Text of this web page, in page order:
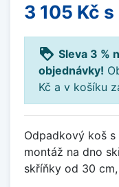
3 105 Kč s
loyalty Sleva 3 %
objednávky!
Kč a v košíku
Odpadkový koš
montáž na dno
skříňky od 30